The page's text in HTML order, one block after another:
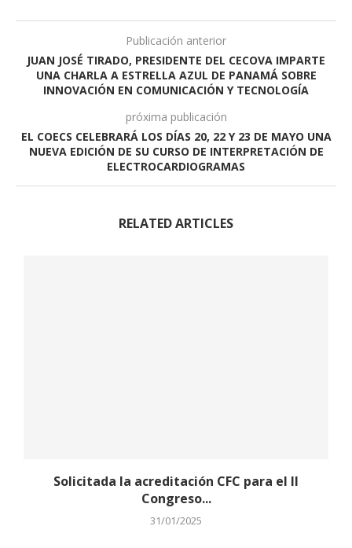
Publicación anterior
JUAN JOSÉ TIRADO, PRESIDENTE DEL CECOVA IMPARTE
UNA CHARLA A ESTRELLA AZUL DE PANAMÁ SOBRE
INNOVACIÓN EN COMUNICACIÓN Y TECNOLOGÍA
próxima publicación
EL COECS CELEBRARÁ LOS DÍAS 20, 22 Y 23 DE MAYO UNA
NUEVA EDICIÓN DE SU CURSO DE INTERPRETACIÓN DE
ELECTROCARDIOGRAMAS
RELATED ARTICLES
Solicitada la acreditación CFC para el II
Congreso...
31/01/2025